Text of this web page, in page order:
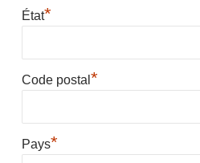
État*
Code postal *
Pays*